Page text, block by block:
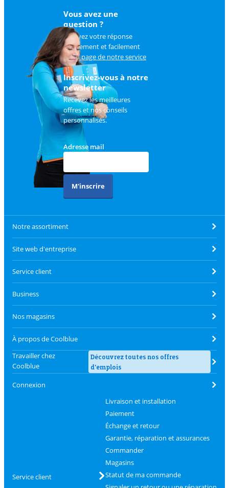
Vous avez une
question ?
Trouvez votre réponse
rapidement et facilement
surla page de notre service
client.
Inscrivez-vous à notre
newsletter
Recevez les meilleures
offres et nos conseils
personnalisés.
Adresse mail
M'inscrire
Notre assortiment
Site web d'entreprise
Service client
Business
Nos magasins
À propos de Coolblue
Travailler chez
Coolblue
Découvrez toutes nos offres
d'emplois
Connexion
Service client
Livraison et installation
Paiement
Échange et retour
Garantie, réparation et assurances
Commander
Magasins
Statut de ma commande